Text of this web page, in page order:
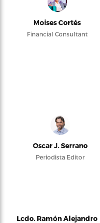
Moises Cortés
Financial Consultant
Oscar J. Serrano
Periodista Editor
Lcdo. Ramón Alejandro